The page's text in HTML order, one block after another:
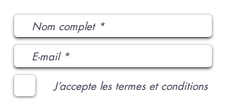
J’accepte les termes et conditions